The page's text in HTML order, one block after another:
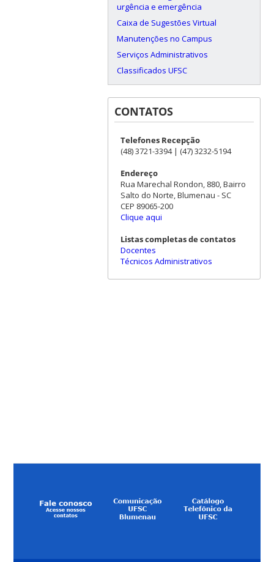
urgência e emergência
Caixa de Sugestões Virtual
Manutenções no Campus
Serviços Administrativos
Classificados UFSC
CONTATOS
Telefones Recepção
(48) 3721-3394 | (47) 3232-5194
Endereço
Rua Marechal Rondon, 880, Bairro
Salto do Norte, Blumenau - SC
CEP 89065-200
Clique aqui
Listas completas de contatos
Docentes
Técnicos Administrativos